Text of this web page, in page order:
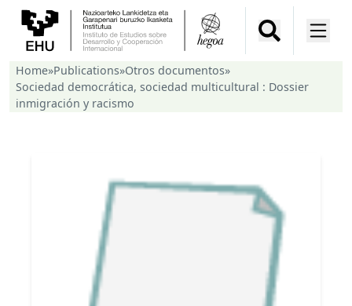
Home»Publications»Otros documentos»
Sociedad democrática, sociedad multicultural : Dossier
inmigración y racismo